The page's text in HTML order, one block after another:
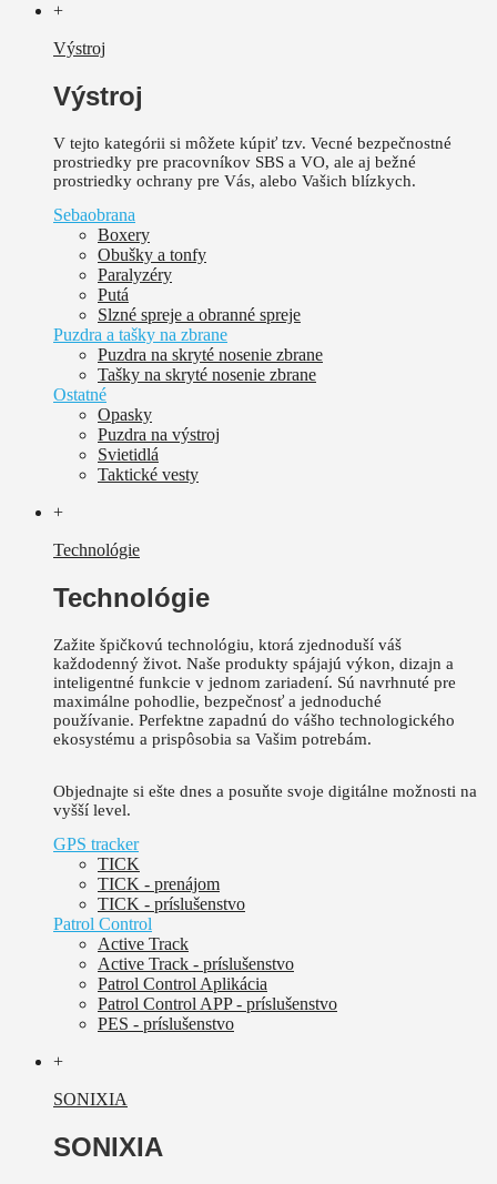
+
Výstroj
Výstroj
V tejto kategórii si môžete kúpiť tzv. Vecné bezpečnostné
prostriedky pre pracovníkov SBS a VO, ale aj bežné
prostriedky ochrany pre Vás, alebo Vašich blízkych.
Sebaobrana
Boxery
Obušky a tonfy
Paralyzéry
Putá
Slzné spreje a obranné spreje
Puzdra a tašky na zbrane
Puzdra na skryté nosenie zbrane
Tašky na skryté nosenie zbrane
Ostatné
Opasky
Puzdra na výstroj
Svietidlá
Taktické vesty
+
Technológie
Technológie
Zažite špičkovú technológiu, ktorá zjednoduší váš
každodenný život. Naše produkty spájajú výkon, dizajn a
inteligentné funkcie v jednom zariadení. Sú navrhnuté pre
maximálne pohodlie, bezpečnosť a jednoduché
používanie. Perfektne zapadnú do vášho technologického
ekosystému a prispôsobia sa Vašim potrebám.
Objednajte si ešte dnes a posuňte svoje digitálne možnosti na
vyšší level.
GPS tracker
TICK
TICK - prenájom
TICK - príslušenstvo
Patrol Control
Active Track
Active Track - príslušenstvo
Patrol Control Aplikácia
Patrol Control APP - príslušenstvo
PES - príslušenstvo
+
SONIXIA
SONIXIA